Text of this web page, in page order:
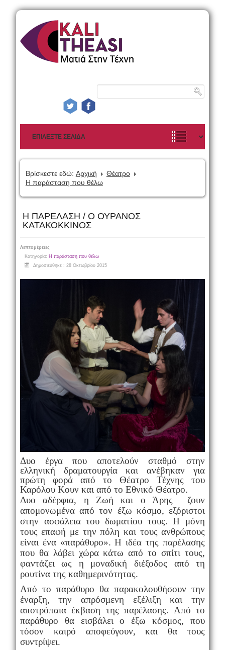
Βρίσκεστε εδώ: Αρχική
Θέατρο
Η παράσταση που θέλω
Η ΠΑΡΕΛΑΣΗ / Ο ΟΥΡΑΝΟΣ
ΚΑΤΑΚΟΚΚΙΝΟΣ
Λεπτομέρειες
Κατηγορία: Η παράσταση που θέλω
Δημοσιεύθηκε : 28 Οκτωβρίου 2015
Δυο έργα που αποτελούν σταθμό στην
ελληνική δραματουργία και ανέβηκαν για
πρώτη φορά από το Θέατρο Τέχνης του
Καρόλου Κουν και από το Εθνικό Θέατρο.
Δυο αδέρφια, η Ζωή και ο Άρης ζουν
απομονωμένα από τον έξω κόσμο, εξόριστοι
στην ασφάλεια του δωματίου τους. Η μόνη
τους επαφή με την πόλη και τους ανθρώπους
είναι ένα «παράθυρο». Η ιδέα της παρέλασης
που θα λάβει χώρα κάτω από το σπίτι τους,
φαντάζει ως η μοναδική διέξοδος από τη
ρουτίνα της καθημερινότητας.
Από το παράθυρο θα παρακολουθήσουν την
έναρξη, την απρόσμενη εξέλιξη και την
αποτρόπαια έκβαση της παρέλασης. Από το
παράθυρο θα εισβάλει ο έξω κόσμος, που
τόσον καιρό αποφεύγουν, και θα τους
συντρίψει.